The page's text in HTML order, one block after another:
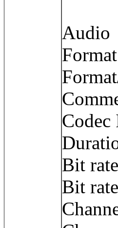
Audio
Bit
Bit